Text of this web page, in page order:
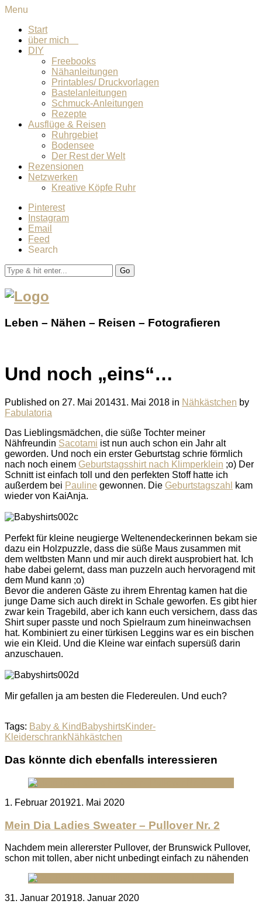
Menu
Start
über mich
DIY
Freebooks
Nähanleitungen
Printables/ Druckvorlagen
Bastelanleitungen
Schmuck-Anleitungen
Rezepte
Ausflüge & Reisen
Ruhrgebiet
Bodensee
Der Rest der Welt
Rezensionen
Netzwerken
Kreative Köpfe Ruhr
Pinterest
Instagram
Email
Feed
Search
Go
Leben – Nähen – Reisen – Fotografieren
Und noch „eins“…
Published on 27. Mai 201431. Mai 2018 in Nähkästchen by
Fabulatoria
Das Lieblingsmädchen, die süße Tochter meiner
Nähfreundin Sacotami ist nun auch schon ein Jahr alt
geworden. Und noch ein erster Geburtstag schrie förmlich
nach noch einem Geburtstagsshirt nach Klimperklein ;o) Der
Schnitt ist einfach toll und den perfekten Stoff hatte ich
außerdem bei Pauline gewonnen. Die Geburtstagszahl
kam
wieder von KaiAnja.
Perfekt für kleine neugierge Weltenendeckerinnen bekam sie
dazu ein Holzpuzzle, dass die süße Maus zusammen mit
dem weltbsten Mann und mir auch direkt ausprobiert hat. Ich
habe dabei gelernt, dass man puzzeln auch hervoragend mit
dem Mund kann ;o)
Bevor die anderen Gäste zu ihrem Ehrentag kamen hat die
junge Dame sich auch direkt in Schale geworfen. Es gibt hier
zwar kein Tragebild, aber ich kann euch versichern, dass das
Shirt super passte und noch Spielraum zum hineinwachsen
hat. Kombiniert zu einer türkisen Leggins war es ein bischen
wie ein Kleid. Und die Kleine war einfach supersüß darin
anzuschauen.
Mir gefallen ja am besten die Fledereulen. Und euch?
Tags: Baby & Kind BabyshirtsKinder-
KleiderschrankNähkästchen
Das könnte dich ebenfalls interessieren
Posted
1. Februar 201921. Mai 2020
Mein Dia Ladies Sweater – Pullover Nr. 2
Nachdem mein allererster Pullover, der Brunswick Pullover,
schon mit tollen, aber nicht unbedingt einfach zu nähenden
Posted
31. Januar 201918. Januar 2020